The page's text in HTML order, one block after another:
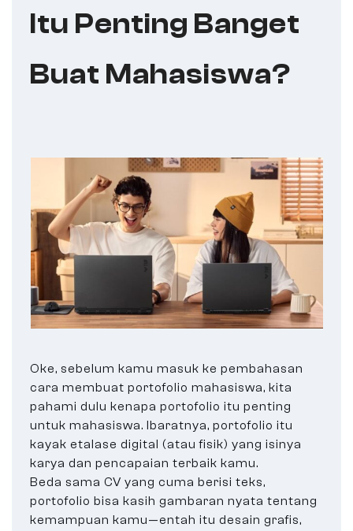
Itu Penting Banget
Buat Mahasiswa?
Oke, sebelum kamu masuk ke pembahasan
cara membuat portofolio mahasiswa, kita
pahami dulu kenapa portofolio itu penting
untuk mahasiswa. Ibaratnya, portofolio itu
kayak etalase digital (atau fisik) yang isinya
karya dan pencapaian terbaik kamu.
Beda sama CV yang cuma berisi teks,
portofolio bisa kasih gambaran nyata tentang
kemampuan kamu—entah itu desain grafis,